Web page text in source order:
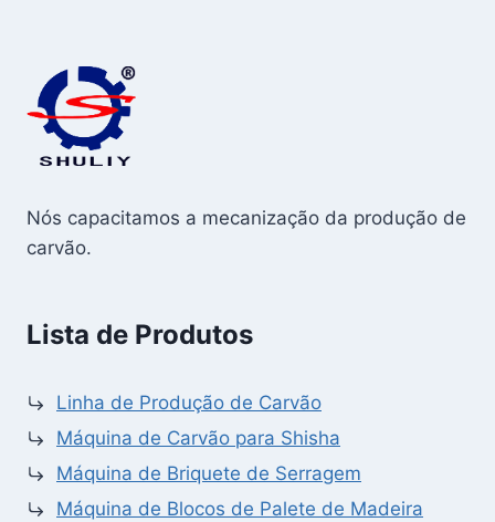
Nós capacitamos a mecanização da produção de
carvão.
Lista de Produtos
Linha de Produção de Carvão
Máquina de Carvão para Shisha
Máquina de Briquete de Serragem
Máquina de Blocos de Palete de Madeira